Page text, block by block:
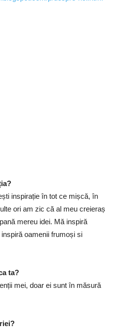
inspirație în tot ce mișcă, în
ori am zic că al meu creieraș
mereu idei. Mă inspiră
oamenii frumoși si
ta?
mei, doar ei sunt în măsură